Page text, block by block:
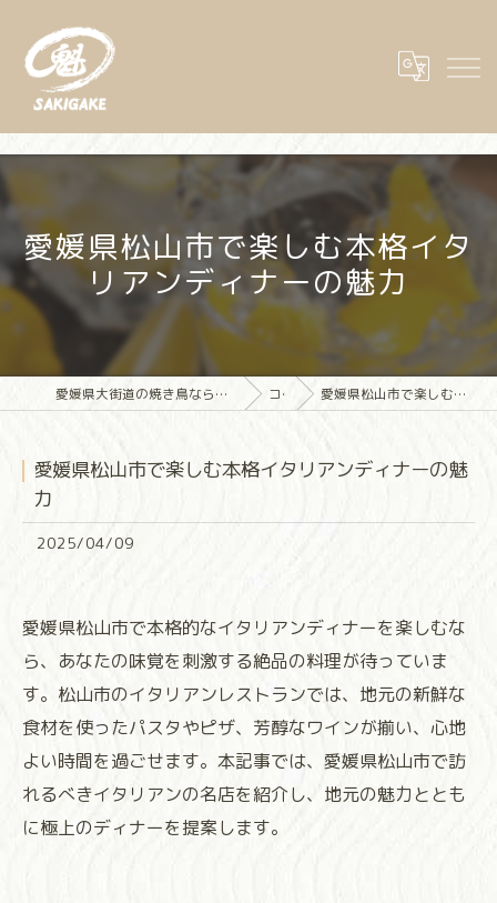
愛媛県松山市で楽しむ本格イタ
リアンディナーの魅力
愛媛県大街道の焼き鳥なら大街道立ち飲み焼き鳥 魁(さきがけ) コラム 愛媛県松山市で楽しむ本格イタリアンディナーの魅力
愛媛県松山市で楽しむ本格イタリアンディナーの魅
力
2025/04/09
愛媛県松山市で本格的なイタリアンディナーを楽しむな
ら、あなたの味覚を刺激する絶品の料理が待っていま
す。松山市のイタリアンレストランでは、地元の新鮮な
食材を使ったパスタやピザ、芳醇なワインが揃い、心地
よい時間を過ごせます。本記事では、愛媛県松山市で訪
れるべきイタリアンの名店を紹介し、地元の魅力ととも
に極上のディナーを提案します。